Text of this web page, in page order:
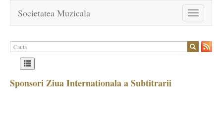
Toggle
navigation
Societatea Muzicala
Sponsori Ziua Internationala a Subtitrarii